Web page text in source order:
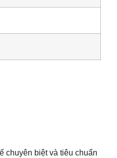
chuyên biệt và tiêu chuẩn